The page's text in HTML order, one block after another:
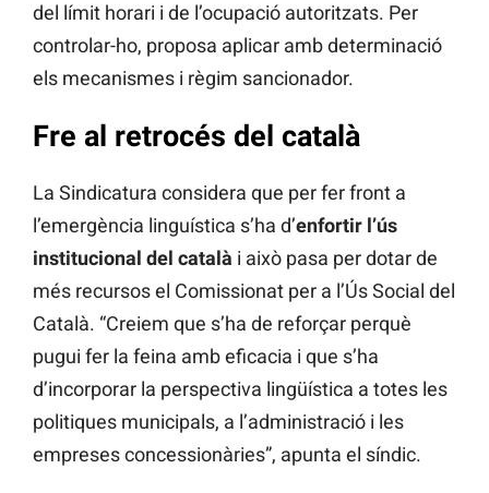
del límit horari i de l’ocupació autoritzats. Per
controlar-ho, proposa aplicar amb determinació
els mecanismes i règim sancionador.
Fre al retrocés del català
La Sindicatura considera que per fer front a
l’emergència linguística s’ha d’enfortir l’ús
institucional del català i això pasa per dotar de
més recursos el Comissionat per a l’Ús Social del
Català. “Creiem que s’ha de reforçar perquè
pugui fer la feina amb eficacia i que s’ha
d’incorporar la perspectiva lingüística a totes les
politiques municipals, a l’administració i les
empreses concessionàries”, apunta el síndic.